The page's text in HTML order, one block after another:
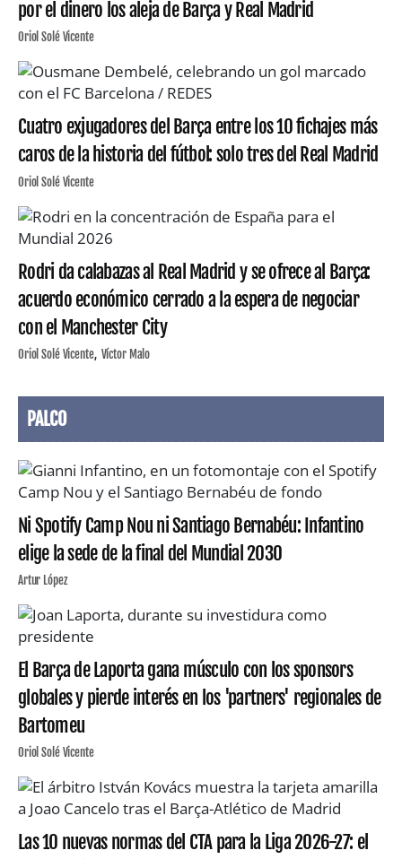
por el dinero los aleja de Barça y Real Madrid
Oriol Solé Vicente
Cuatro exjugadores del Barça entre los 10 fichajes más
caros de la historia del fútbol: solo tres del Real Madrid
Oriol Solé Vicente
Rodri da calabazas al Real Madrid y se ofrece al Barça:
acuerdo económico cerrado a la espera de negociar
con el Manchester City
Oriol Solé Vicente Víctor Malo
PALCO
Ni Spotify Camp Nou ni Santiago Bernabéu: Infantino
elige la sede de la final del Mundial 2030
Artur López
El Barça de Laporta gana músculo con los sponsors
globales y pierde interés en los 'partners' regionales de
Bartomeu
Oriol Solé Vicente
Las 10 nuevas normas del CTA para la Liga 2026-27: el